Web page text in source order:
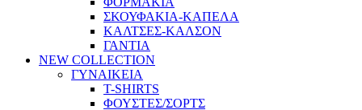
ΣΚΟΥΦΑΚΙΑ-ΚΑΠΕΛΑ
ΚΑΛΤΣΕΣ-ΚΑΛΣΟΝ
ΓΑΝΤΙΑ
NEW COLLECTION
ΓΥΝΑΙΚΕΙΑ
T-SHIRTS
ΦΟΥΣΤΕΣ/ΣΟΡΤΣ